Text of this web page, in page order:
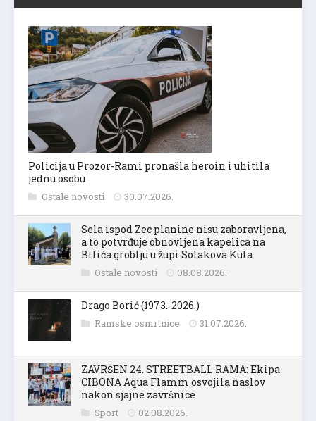
Policija u Prozor-Rami pronašla heroin i uhitila
jednu osobu
Ostale novosti 30.07.2026.
Sela ispod Zec planine nisu zaboravljena,
a to potvrđuje obnovljena kapelica na
Bilića groblju u župi Solakova Kula
Ostale novosti 08.08.2026.
Drago Borić (1973.-2026.)
Ramske osmrtnice 31.07.2026.
ZAVRŠEN 24. STREETBALL RAMA: Ekipa
CIBONA Aqua Flamm osvojila naslov
nakon sjajne završnice
Sport 02.08.2026.